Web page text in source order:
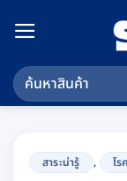
เนื้อหา
ค้นหา:
สาระน่ารู้ , โร